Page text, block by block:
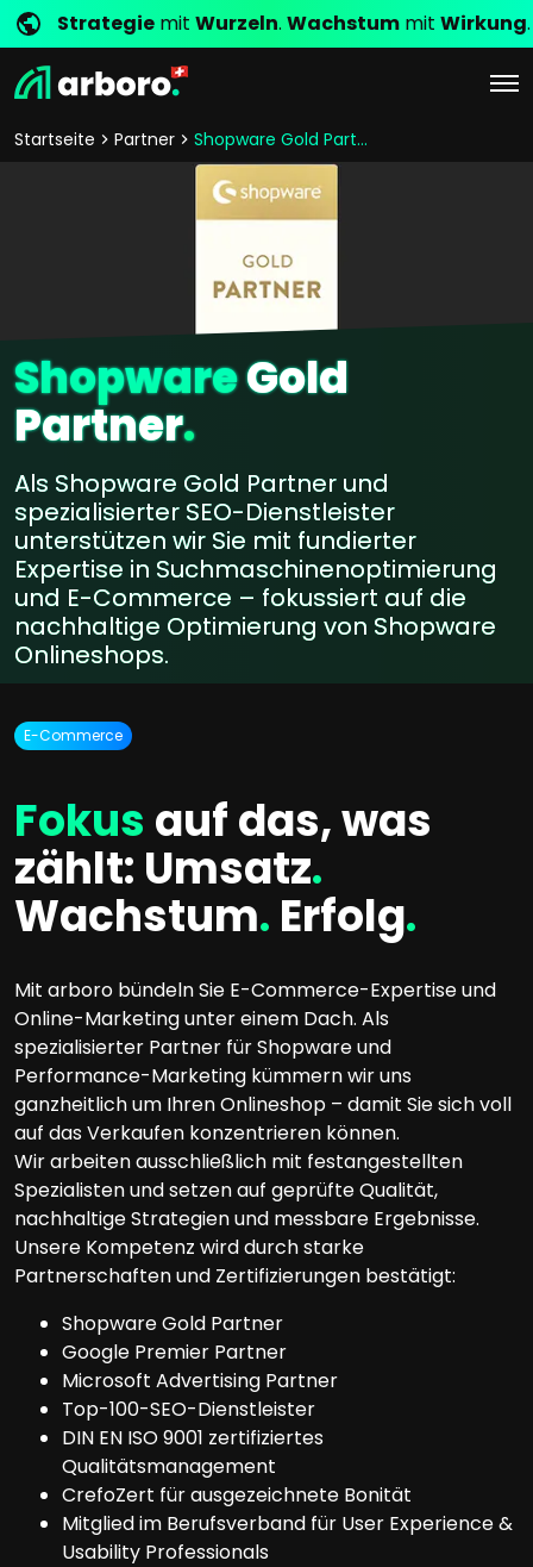
Strategie mit Wurzeln. Wachstum mit Wirkung.
Startseite Partner Shopware Gold Partner
ShopwareGold
Partner.
Als Shopware Gold Partner und
spezialisierter SEO-Dienstleister
unterstützen wir Sie mit fundierter
Expertise in Suchmaschinenoptimierung
und E-Commerce – fokussiert auf die
nachhaltige Optimierung von Shopware
Onlineshops.
E-Commerce
Fokus auf das, was
zählt: Umsatz.
Wachstum. Erfolg.
Mit arboro bündeln Sie E-Commerce-Expertise und
Online-Marketing unter einem Dach. Als
spezialisierter Partner für Shopware und
Performance-Marketing kümmern wir uns
ganzheitlich um Ihren Onlineshop – damit Sie sich voll
auf das Verkaufen konzentrieren können.
Wir arbeiten ausschließlich mit festangestellten
Spezialisten und setzen auf geprüfte Qualität,
nachhaltige Strategien und messbare Ergebnisse.
Unsere Kompetenz wird durch starke
Partnerschaften und Zertifizierungen bestätigt:
Shopware Gold Partner
Google Premier Partner
Microsoft Advertising Partner
Top-100-SEO-Dienstleister
DIN EN ISO 9001 zertifiziertes
Qualitätsmanagement
CrefoZert für ausgezeichnete Bonität
Mitglied im Berufsverband für User Experience &
Usability Professionals